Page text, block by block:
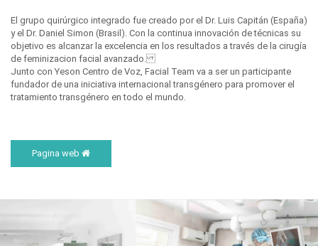
El grupo quirúrgico integrado fue creado por el Dr. Luis Capitán (España)
y el Dr. Daniel Simon (Brasil). Con la continua innovación de técnicas su
objetivo es alcanzar la excelencia en los resultados a través de la cirugía
de feminizacion facial avanzado.
Junto con Yeson Centro de Voz, Facial Team va a ser un participante
fundador de una iniciativa internacional transgénero para promover el
tratamiento transgénero en todo el mundo.
Pagina web